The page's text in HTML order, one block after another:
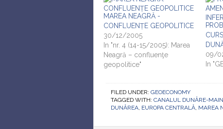
MAREA NEAGRĂ -
CONFLUENȚE GEOPOLITICE
30/12/2005
In "nr. 4 (14-15/2005): Marea
Neagră – confluenţe
geopolitice"
09/
In
FILED UNDER: GEOECONOMY
TAGGED WITH: CANALUL DUNĂRE-
DUNĂREA, EUROPA CENTRALĂ, MAREA